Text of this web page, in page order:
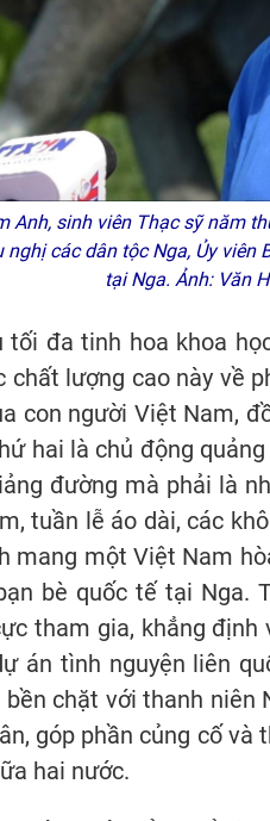
Anh, sinh viên Thạc sỹ năm
nghị các dân tộc Nga, Ủy
tại Nga. Ảnh: Văn
đa tinh hoa khoa
chất lượng cao này về
con người Việt Nam,
hai là chủ động
đường mà phải là
tuần lễ áo dài, các
mang một Việt Nam
bè quốc tế tại Nga.
tham gia, khẳng
án tình nguyện liên
chặt với thanh
góp phần củng cố
hai nước.